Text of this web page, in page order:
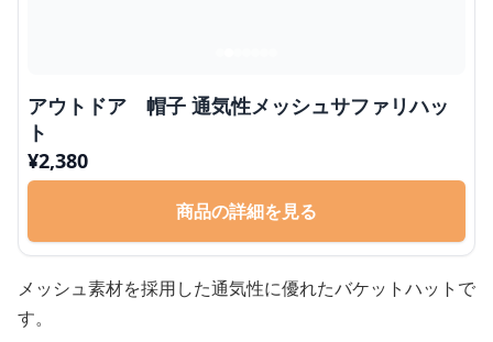
アウトドア 帽子 通気性メッシュサファリハッ
ト
¥2,380
商品の詳細を見る
メッシュ素材を採用した通気性に優れたバケットハットで
す。